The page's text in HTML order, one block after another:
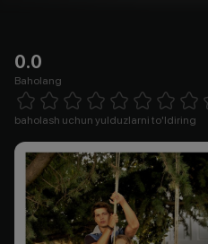
0.0
Baholang
1 Star 2 Stars 3 Stars 4 Stars5 Stars 6 Stars7 Stars8 Stars
baholash uchun yulduzlarni to'ldiring